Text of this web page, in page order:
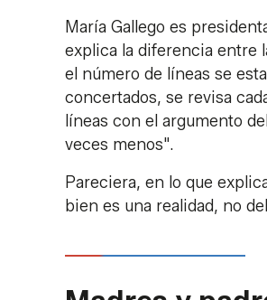
María Gallego es
explica la diferencia entre
el número de líneas se
concertados, se revisa
líneas con el argumento
veces menos".
Pareciera, en lo que
bien es una realidad, no